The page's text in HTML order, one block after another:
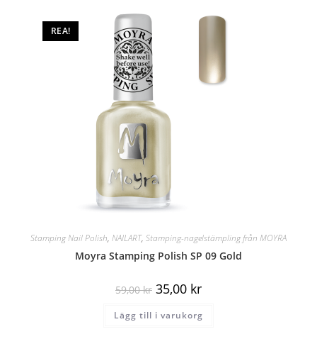
REA!
Stamping Nail Polish, NAILART, Stamping-nagelstämpling från MOYRA
Moyra Stamping Polish SP 09 Gold
59,00kr 35,00 kr
Lägg till i varukorg